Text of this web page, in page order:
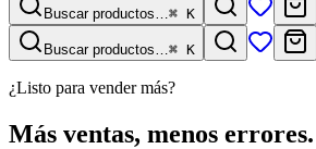
Buscar productos…⌘ K
Buscar productos…⌘ K
¿Listo para vender más?
Más ventas, menos errores.